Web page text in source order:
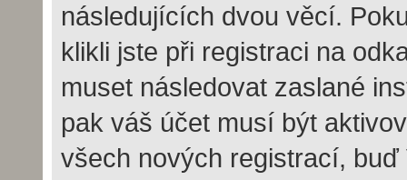
následujících dvou věcí.
klikli jste při registraci na
muset následovat zaslané
pak váš účet musí být
všech nových registrací,